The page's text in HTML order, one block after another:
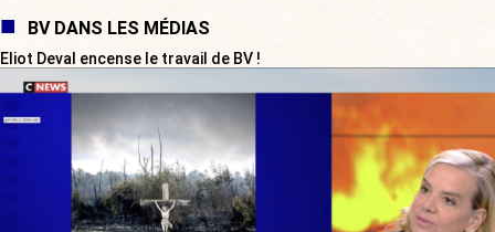
BV DANS LES MÉDIAS
Eliot Deval encense le travail de BV !